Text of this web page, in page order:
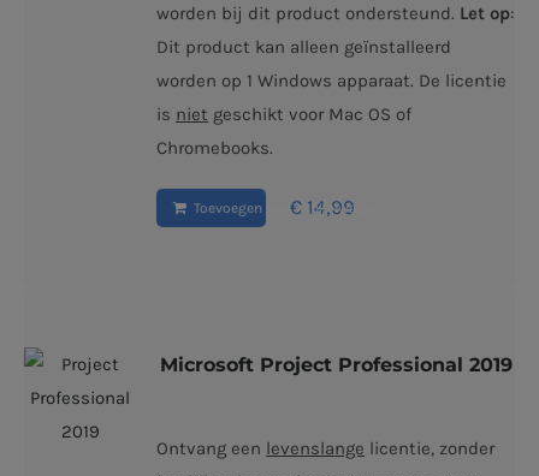
worden bij dit product ondersteund. Let op:
Dit product kan alleen geïnstalleerd
worden op 1 Windows apparaat. De licentie
is niet geschikt voor Mac OS of
Chromebooks.
€ 14,99
Toevoegen aan winkelwagen
Microsoft Project Professional 2019
Ontvang een levenslange licentie, zonder